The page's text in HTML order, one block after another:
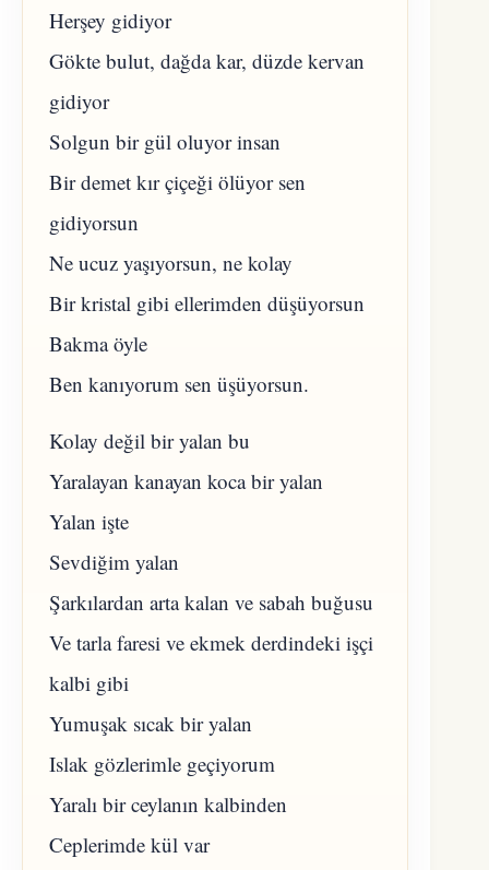
Herşey gidiyor
Gökte bulut, dağda kar, düzde kervan
gidiyor
Solgun bir gül oluyor insan
Bir demet kır çiçeği ölüyor sen
gidiyorsun
Ne ucuz yaşıyorsun, ne kolay
Bir kristal gibi ellerimden düşüyorsun
Bakma öyle
Ben kanıyorum sen üşüyorsun.
Kolay değil bir yalan bu
Yaralayan kanayan koca bir yalan
Yalan işte
Sevdiğim yalan
Şarkılardan arta kalan ve sabah buğusu
Ve tarla faresi ve ekmek derdindeki işçi
kalbi gibi
Yumuşak sıcak bir yalan
Islak gözlerimle geçiyorum
Yaralı bir ceylanın kalbinden
Ceplerimde kül var